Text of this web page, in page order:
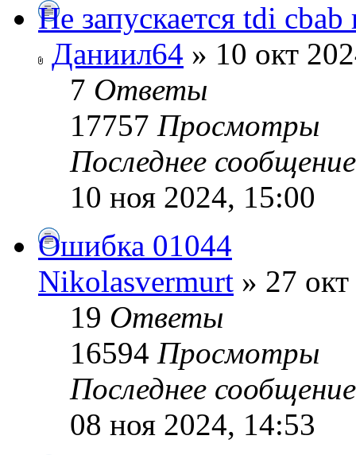
Не запускается tdi
Даниил64 » 10 окт
7 Ответы
17757 Просмотры
Последнее
10 ноя 2024, 15:00
Ошибка 01044
Nikolasvermurt » 27
19 Ответы
16594 Просмотры
Последнее
08 ноя 2024, 14:53